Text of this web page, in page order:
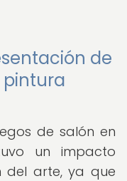
de
pintura
de salón en
un impacto
del arte, ya que